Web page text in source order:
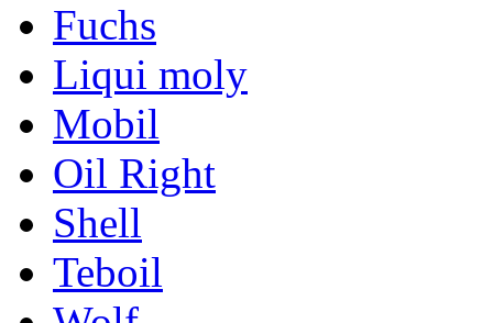
Fuchs
Liqui moly
Mobil
Oil Right
Shell
Teboil